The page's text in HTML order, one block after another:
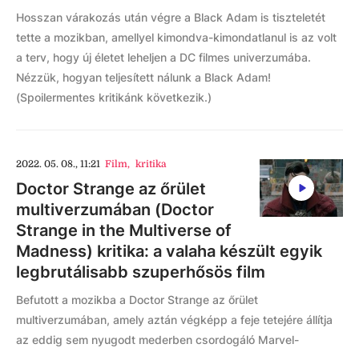
Hosszan várakozás után végre a Black Adam is tiszteletét
tette a mozikban, amellyel kimondva-kimondatlanul is az volt
a terv, hogy új életet leheljen a DC filmes univerzumába.
Nézzük, hogyan teljesített nálunk a Black Adam!
(Spoilermentes kritikánk következik.)
2022. 05. 08., 11:21 Film, kritika
Doctor Strange az őrület
multiverzumában (Doctor
Strange in the Multiverse of
Madness) kritika: a valaha készült egyik
legbrutálisabb szuperhősös film
Befutott a mozikba a Doctor Strange az őrület
multiverzumában, amely aztán végképp a feje tetejére állítja
az eddig sem nyugodt mederben csordogáló Marvel-